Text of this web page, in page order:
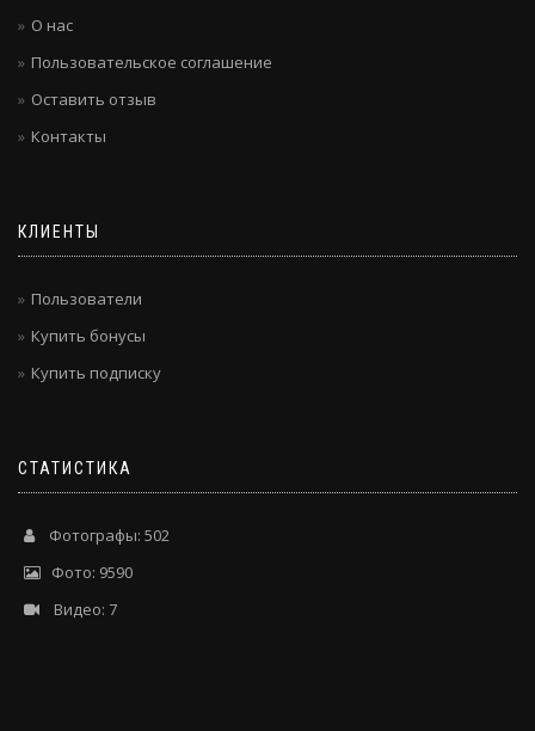
О нас
Пользовательское соглашение
Оставить отзыв
Контакты
КЛИЕНТЫ
Пользователи
Купить бонусы
Купить подписку
СТАТИСТИКА
Фотографы: 502
Фото: 9590
Видео: 7